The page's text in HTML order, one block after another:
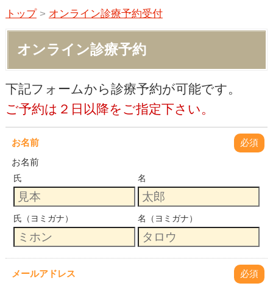
トップ > オンライン診療予約受付
オンライン診療予約
下記フォームから診療予約が可能です。
ご予約は２日以降をご指定下さい。
お名前
必須
お名前
氏 名
氏（ヨミガナ） 名（ヨミガナ）
メールアドレス
必須